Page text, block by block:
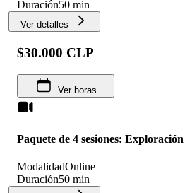
Duración50 min
Ver detalles
$30.000 CLP
Ver horas
Paquete de 4 sesiones:
ModalidadOnline
Duración50 min